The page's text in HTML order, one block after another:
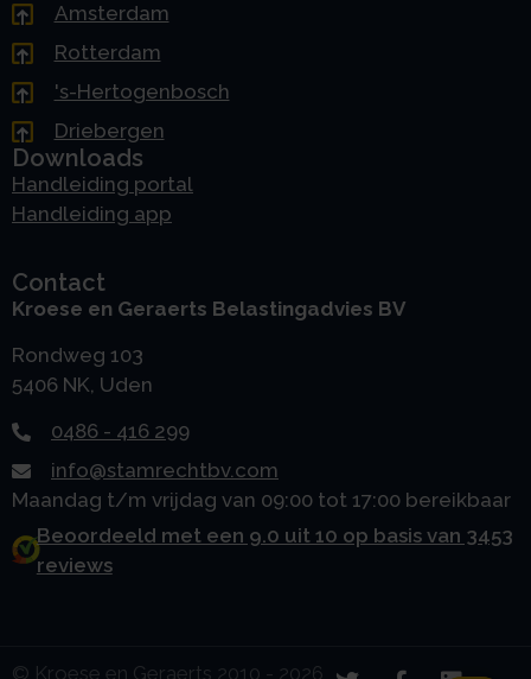
Amsterdam
Rotterdam
's-Hertogenbosch
Driebergen
Downloads
Handleiding portal
Handleiding app
Contact
Kroese en Geraerts Belastingadvies BV
Rondweg 103
5406 NK, Uden
0486 - 416 299
info@stamrechtbv.com
Maandag t/m vrijdag van 09:00 tot 17:00 bereikbaar
Beoordeeld met een 9.0 uit 10 op basis van 3453
reviews
© Kroese en Geraerts 2010 - 2026